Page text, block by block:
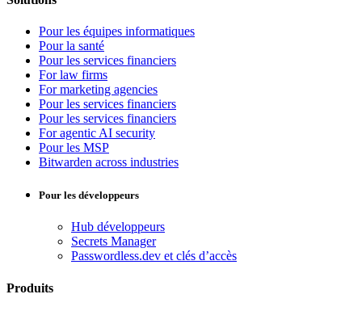
Pour les équipes informatiques
Pour la santé
Pour les services financiers
For law firms
For marketing agencies
Pour les services financiers
Pour les services financiers
For agentic AI security
Pour les MSP
Bitwarden across industries
Pour les développeurs
Hub développeurs
Secrets Manager
Passwordless.dev et clés d’accès
Produits